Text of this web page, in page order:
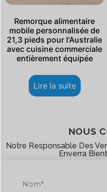
Remorque alimentaire
mobile personnalisée de
21,3 pieds pour l'Australie
avec cuisine commerciale
entièrement équipée
Lire la suite
NOUS
Notre Responsable Des
Enverra